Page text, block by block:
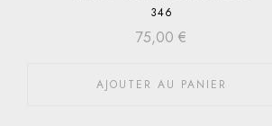
346
75,00€
AJOUTER AU PANIER